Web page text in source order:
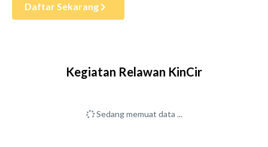
Daftar Sekarang
Kegiatan Relawan KinCir
Sedang memuat data ...